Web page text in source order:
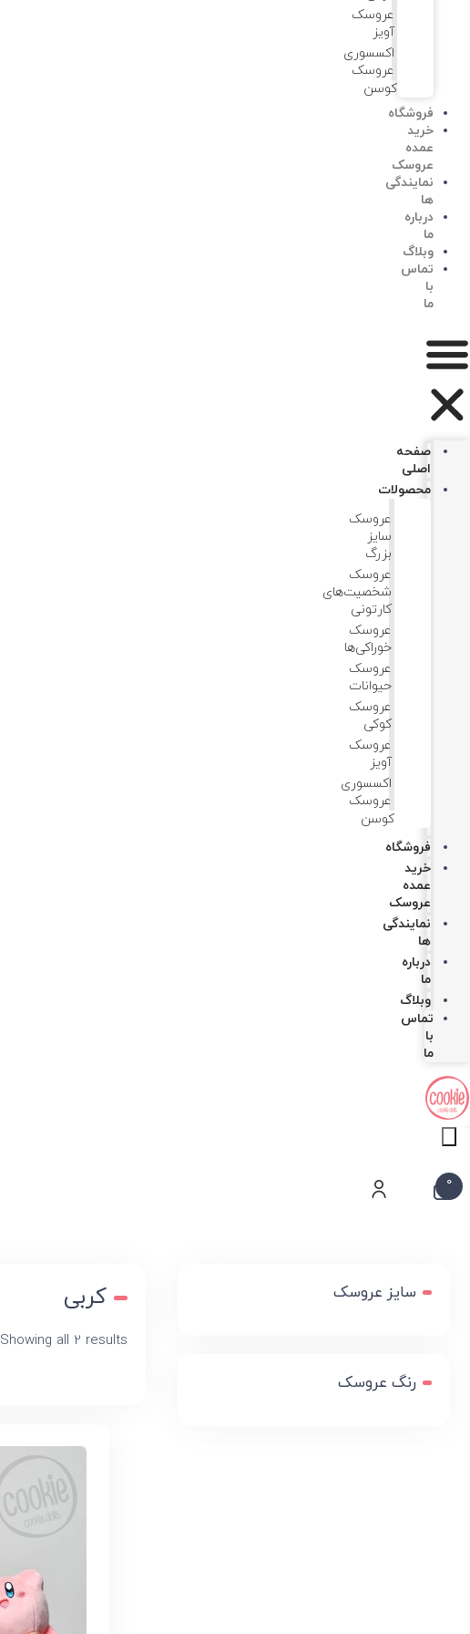
عروسک
آویز
اکسسوری
عروسک
کوسن
فروشگاه
خرید
عمده
عروسک
نمایندگی
ها
درباره
ما
وبلاگ
تماس
با
ما
صفحه
اصلی
محصولات
عروسک
سایز
بزرگ
عروسک‌
شخصیت‌های
کارتونی
عروسک
خوراکی‌ها
عروسک
حیوانات
عروسک
کوکی
عروسک
آویز
اکسسوری
عروسک
کوسن
فروشگاه
خرید
عمده
عروسک
نمایندگی
ها
درباره
ما
وبلاگ
تماس
با
ما
Products
search
0
کربی
Showing all 2 results
سایز عروسک
رنگ عروسک